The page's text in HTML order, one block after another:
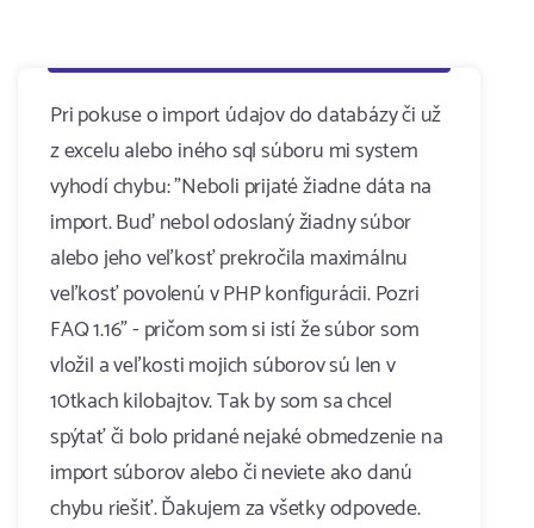
Pri pokuse o import údajov do databázy či už
z excelu alebo iného sql súboru mi system
vyhodí chybu: "Neboli prijaté žiadne dáta na
import. Buď nebol odoslaný žiadny súbor
alebo jeho veľkosť prekročila maximálnu
veľkosť povolenú v PHP konfigurácii. Pozri
FAQ 1.16" - pričom som si istí že súbor som
vložil a veľkosti mojich súborov sú len v
10tkach kilobajtov. Tak by som sa chcel
spýtať či bolo pridané nejaké obmedzenie na
import súborov alebo či neviete ako danú
chybu riešiť. Ďakujem za všetky odpovede.